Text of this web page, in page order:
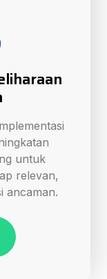
untuk
relevan,
ancaman.